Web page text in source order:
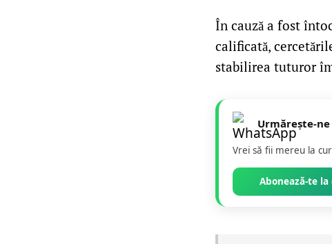
În cauză a fost
calificată,
stabilirea tuturor
Urmărește-
Vrei să fii mereu la
Abonează-te la